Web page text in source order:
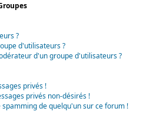
?
d'utilisateurs ?
d'un groupe d'utilisateurs ?
privés !
privés non-désirés !
spamming de quelqu'un sur ce forum !